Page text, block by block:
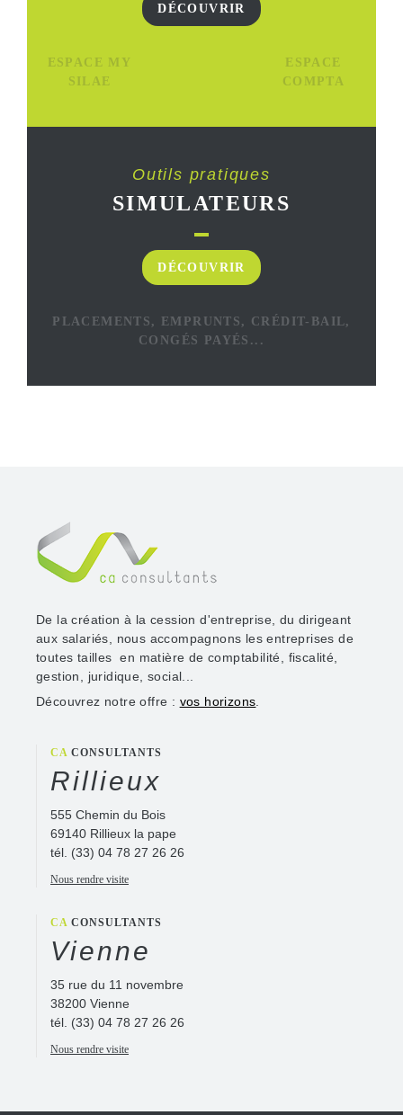
DÉCOUVRIR
ESPACE MY
SILAE
ESPACE
COMPTA
Outils pratiques
SIMULATEURS
DÉCOUVRIR
PLACEMENTS, EMPRUNTS, CRÉDIT-BAIL,
CONGÉS PAYÉS...
De la création à la cession d'entreprise, du dirigeant
aux salariés, nous accompagnons les entreprises de
toutes tailles en matière de comptabilité, fiscalité,
gestion, juridique, social...
Découvrez notre offre : vos horizons.
CACONSULTANTS
Rillieux
555 Chemin du Bois
69140 Rillieux la pape
tél. (33) 04 78 27 26 26
Nous rendre visite
CACONSULTANTS
Vienne
35 rue du 11 novembre
38200 Vienne
tél. (33) 04 78 27 26 26
Nous rendre visite